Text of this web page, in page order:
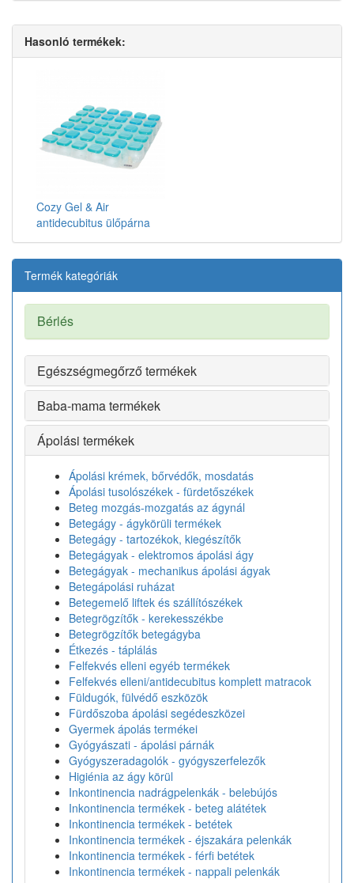
Hasonló termékek:
Cozy Gel & Air
antidecubitus ülőpárna
Termék kategóriák
Bérlés
Egészségmegőrző termékek
Baba-mama termékek
Ápolási termékek
Ápolási krémek, bőrvédők, mosdatás
Ápolási tusolószékek - fürdetőszékek
Beteg mozgás-mozgatás az ágynál
Betegágy - ágykörüli termékek
Betegágy - tartozékok, kiegészítők
Betegágyak - elektromos ápolási ágy
Betegágyak - mechanikus ápolási ágyak
Betegápolási ruházat
Betegemelő liftek és szállítószékek
Betegrögzítők - kerekesszékbe
Betegrögzítők betegágyba
Étkezés - táplálás
Felfekvés elleni egyéb termékek
Felfekvés elleni/antidecubitus komplett matracok
Füldugók, fülvédő eszközök
Fürdőszoba ápolási segédeszközei
Gyermek ápolás termékei
Gyógyászati - ápolási párnák
Gyógyszeradagolók - gyógyszerfelezők
Higiénia az ágy körül
Inkontinencia nadrágpelenkák - belebújós
Inkontinencia termékek - beteg alátétek
Inkontinencia termékek - betétek
Inkontinencia termékek - éjszakára pelenkák
Inkontinencia termékek - férfi betétek
Inkontinencia termékek - nappali pelenkák